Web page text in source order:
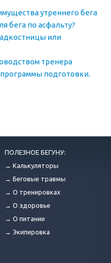
утреннего бега
бега по асфальту?
или
тренера
подготовки.
ПОЛЕЗНОЕ БЕГУНУ:
→ Калькуляторы
→ Беговые травмы
→ О тренировках
→ О здоровье
→ О питании
→ Экипировка